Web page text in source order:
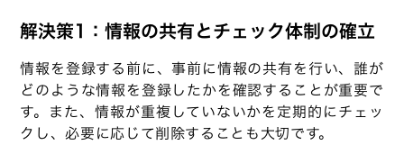
解決策1：情報の共有とチェック体制の確立
情報を登録する前に、事前に情報の共有を行い、誰が
どのような情報を登録したかを確認することが重要で
す。また、情報が重複していないかを定期的にチェッ
クし、必要に応じて削除することも大切です。